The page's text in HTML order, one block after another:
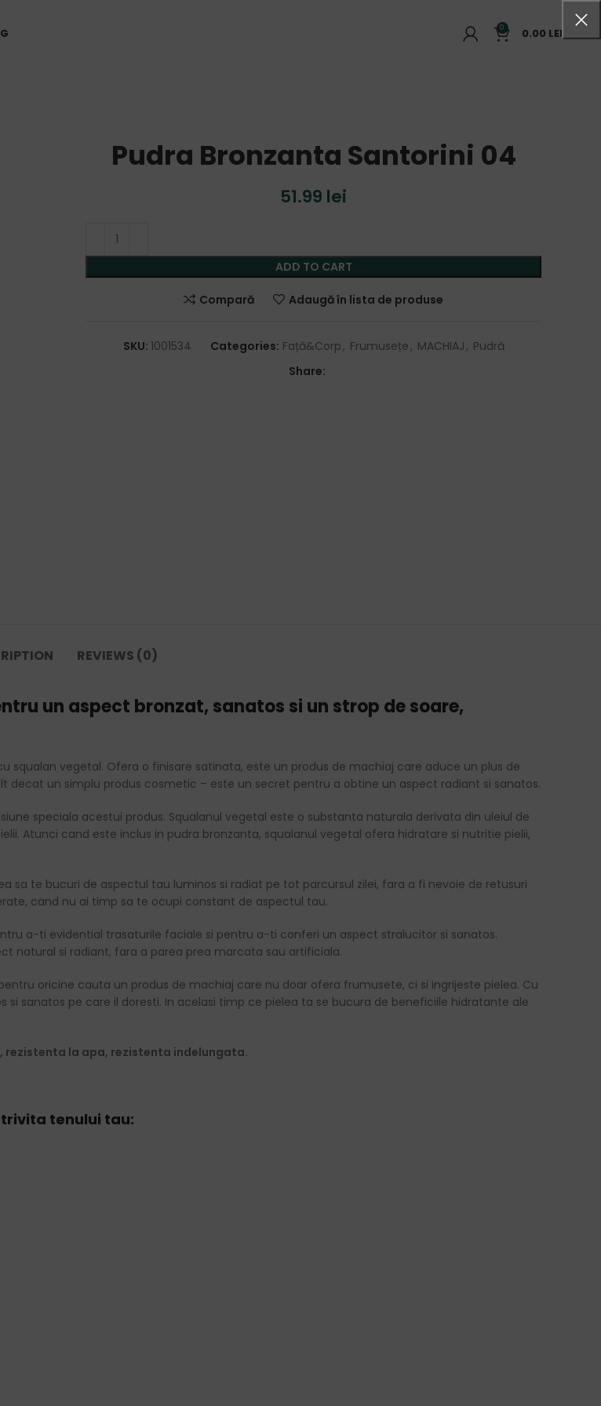
0 0.00 LEI
Pudra Bronzanta Santorini 04
51.99 lei
ADD TO CART
Compară Adaugă în lista de produse
SKU: 1001534 Categories: Față&Corp, Frumusețe, MACHIAJ, Pudră
Share:
REVIEWS (0)
un aspect bronzat, sanatos si un strop de soare,
vegetal. Ofera o finisare satinata, este un produs de machiaj care aduce un plus de
un simplu produs cosmetic – este un secret pentru a obtine un aspect radiant si sanatos.
speciala acestui produs. Squalanul vegetal este o substanta naturala derivata din uleiul de
Atunci cand este inclus in pudra bronzanta, squalanul vegetal ofera hidratare si nutritie pielii,
sa te bucuri de aspectul tau luminos si radiat pe tot parcursul zilei, fara a fi nevoie de retusuri
cand nu ai timp sa te ocupi constant de aspectul tau.
a-ti evidential trasaturile faciale si pentru a-ti conferi un aspect stralucitor si sanatos.
natural si radiant, fara a parea prea marcata sau artificiala.
oricine cauta un produs de machiaj care nu doar ofera frumusete, ci si ingrijeste pielea. Cu
sanatos pe care il doresti. In acelasi timp ce pielea ta se bucura de beneficiile hidratante ale
la apa, rezistenta indelungata.
tenului tau: